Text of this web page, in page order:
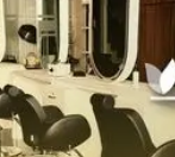
المملكة العربية
في